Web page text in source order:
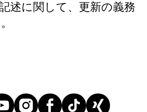
述に関して、更新の義務